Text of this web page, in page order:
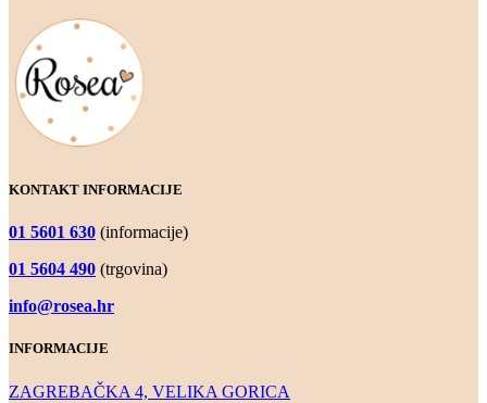
KONTAKT INFORMACIJE
01 5601 630 (informacije)
01 5604 490 (trgovina)
info@rosea.hr
INFORMACIJE
ZAGREBAČKA 4, VELIKA GORICA